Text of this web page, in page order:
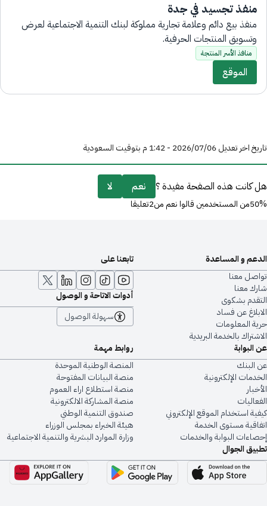
منفذ تجسيد في جدة
منفذ بيع دائم وعلامة تجارية مملوكة لبنك التنمية الاجتماعية لعرض
وتسويق المنتجات الحرفية.
منافذ الأسر المنتجة
الموقع
تاريخ اخر تعديل 06‏/07‏/2026 - 1:42 م بتوقيت السعودية
هل كانت هذه الصفحة مفيدة ؟ نعم لا
50%من المستخدمين قالوا نعم من2تعليقا
عن البوابة
عن البنك
الخدمات الإلكترونية
الأخبار
الفعاليات
كيفية استخدام الموقع الإلكتروني
اتفاقية مستوى الخدمة
إحصاءات البوابة والخدمات
روابط مهمة
المنصة الوطنية الموحدة
منصة البيانات المفتوحة
منصة استطلاع اراء العموم
منصة المشاركة الالكترونية
صندوق التنمية الوطني
هيئة الخبراء بمجلس الوزراء
وزارة الموارد البشرية والتنمية الاجتماعية
الدعم و المساعدة
تواصل معنا
شارك معنا
التقدم بشكوى
الابلاغ عن فساد
حرية المعلومات
الاشتراك بالخدمة البريدية
تابعنا على
أدوات الاتاحة و الوصول
سهولة الوصول
تطبيق الجوال